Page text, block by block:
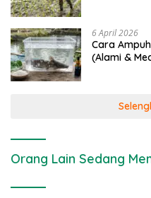
6 April 2026
Cara
(Alami &
Orang Lain Sedang